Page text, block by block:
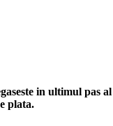
in ultimul pas al
plata.